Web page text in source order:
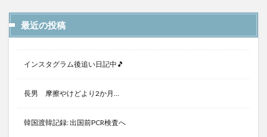
最近の投稿
インスタグラム後追い日記中🎵
長男 摩擦やけどより2か月…
韓国渡韓記録: 出国前PCR検査へ